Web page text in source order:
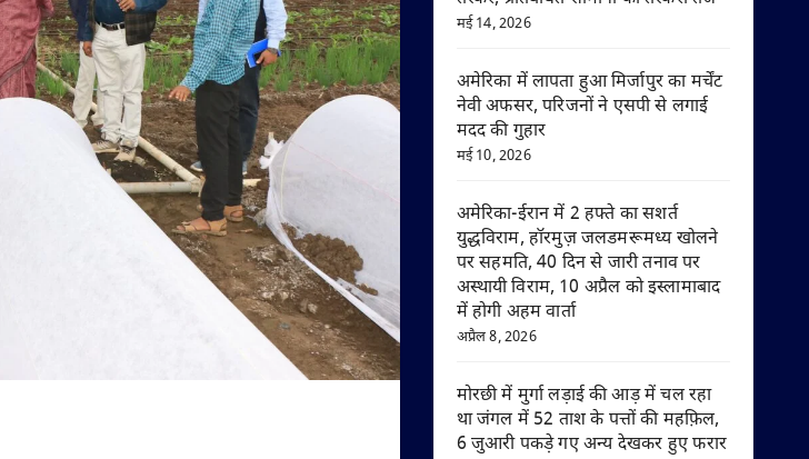
मई 14, 2026
अमेरिका में लापता हुआ मिर्जापुर का मर्चेंट
नेवी अफसर, परिजनों ने एसपी से लगाई
मदद की गुहार
मई 10, 2026
अमेरिका-ईरान में 2 हफ्ते का सशर्त
युद्धविराम, हॉरमुज़ जलडमरूमध्य खोलने
पर सहमति, 40 दिन से जारी तनाव पर
अस्थायी विराम, 10 अप्रैल को इस्लामाबाद
में होगी अहम वार्ता
अप्रैल 8, 2026
मोरछी में मुर्गा लड़ाई की आड़ में चल रहा
था जंगल में 52 ताश के पत्तों की महफ़िल,
6 जुआरी पकड़े गए अन्य देखकर हुए फरार